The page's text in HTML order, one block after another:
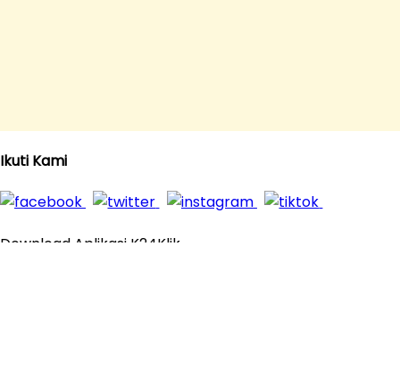
Ikuti Kami
Download Aplikasi K24Klik